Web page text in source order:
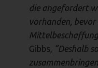
die angefordert
vorhanden, bevor
Gibbs, “Deshalb